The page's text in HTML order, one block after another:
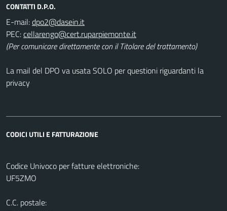
CONTATTI D.P.O.
E-mail:
PEC:
(Per comunicare direttamente con il Titolare del trattamento)
La mail del DPO va usata SOLO per questioni riguardanti la
privacy
CODICI UTILI E FATTURAZIONE
Codice Univoco per fatture elettroniche:
UF5ZMO
C.C. postale: